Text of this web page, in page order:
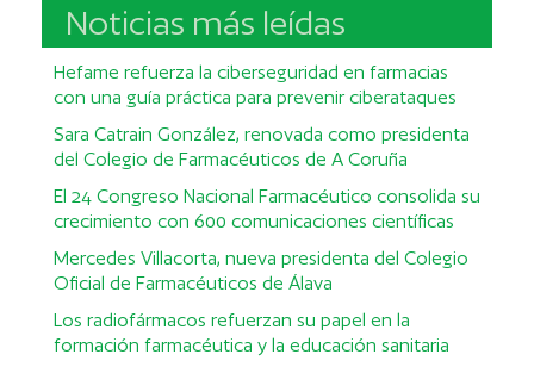
Noticias más leídas
Hefame refuerza la ciberseguridad en farmacias
con una guía práctica para prevenir ciberataques
Sara Catrain González, renovada como presidenta
del Colegio de Farmacéuticos de A Coruña
El 24 Congreso Nacional Farmacéutico consolida su
crecimiento con 600 comunicaciones científicas
Mercedes Villacorta, nueva presidenta del Colegio
Oficial de Farmacéuticos de Álava
Los radiofármacos refuerzan su papel en la
formación farmacéutica y la educación sanitaria